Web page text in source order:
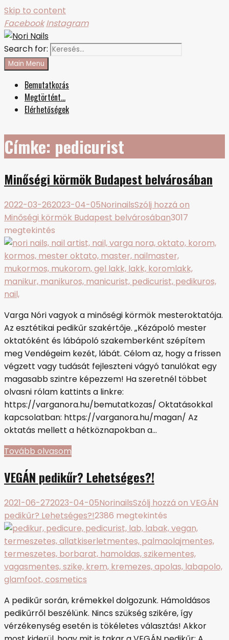
Skip to content
Facebook Instagram
Nori Nails
körmös blog
Search for:
Main Menu
Bemutatkozás
Megtörtént…
Elérhetőségek
Címke: pedicurist
Minőségi körmök Budapest belvárosában
2022-03-262023-04-05NorinailsSzólj hozzá on
Minőségi körmök Budapest belvárosában3017
megtekintés
Varga Nóri vagyok a minőségi körmök mesteroktatója.
Az esztétikai pedikűr szakértője. „Kézápoló mester
oktatóként és lábápoló szakemberként szépítem
meg Vendégeim kezét, lábát. Célom az, hogy a frissen
végzett vagy tudását fejleszteni vágyó tanulókat egy
magasabb szintre képezzem! Ha szeretnél többet
olvasni rólam kattints a linkre:
https://varganora.hu/bemutatkozas/ Oktatásokkal
kapcsolatban: https://varganora.hu/magan/ Az
oktatás mellett a hétköznapokban a…
Tovább olvasom
VEGÁN pedikűr? Lehetséges?!
2021-06-272023-04-05NorinailsSzólj hozzá on VEGÁN
pedikűr? Lehetséges?!2386 megtekintés
A pedikűr során, krémekkel dolgozunk. Hámoldásos
pedikűrről beszélünk. Nincs szükség szikére, így
vérzékenység esetén is tökéletes választás! Akkor